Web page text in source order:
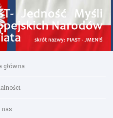
główna
O nas